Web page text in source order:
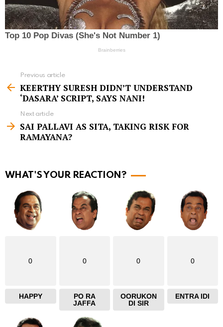
e
m
e
Previous article
KEERTHY SURESH DIDN’T UNDERSTAND
‘DASARA’ SCRIPT, SAYS NANI!
Next article
SAI PALLAVI AS SITA, TAKING RISK FOR
RAMAYANA?
WHAT'S YOUR REACTION?
0
HAPPY
0
PO RA
JAFFA
0
OORUKON
DI SIR
0
ENTRA IDI